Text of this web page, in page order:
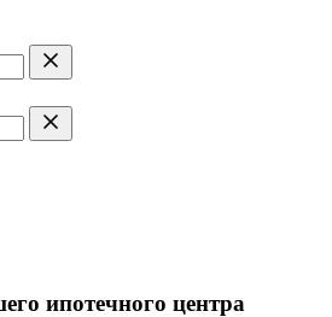
ипотечного центра